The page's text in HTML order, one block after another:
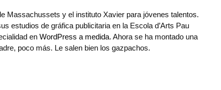
Massachussets y el instituto Xavier para jóvenes talentos.
estudios de gráfica publicitaria en la Escola d’Arts Pau
en WordPress a medida. Ahora se ha montado una
poco más. Le salen bien los gazpachos.